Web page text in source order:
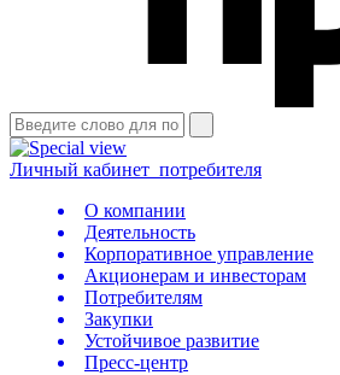
Личный кабинет потребителя
О компании
Деятельность
Корпоративное управление
Акционерам и инвесторам
Потребителям
Закупки
Устойчивое развитие
Пресс-центр